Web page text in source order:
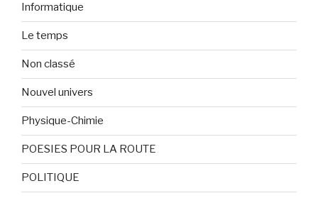
Informatique
Le temps
Non classé
Nouvel univers
Physique-Chimie
POESIES POUR LA ROUTE
POLITIQUE